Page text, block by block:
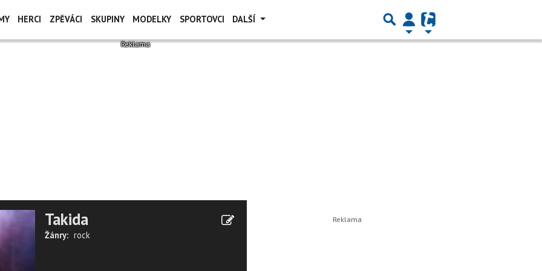
HERCI ZPĚVÁCI SKUPINY MODELKY SPORTOVCI DALŠÍ
Takida
Žánry: rock